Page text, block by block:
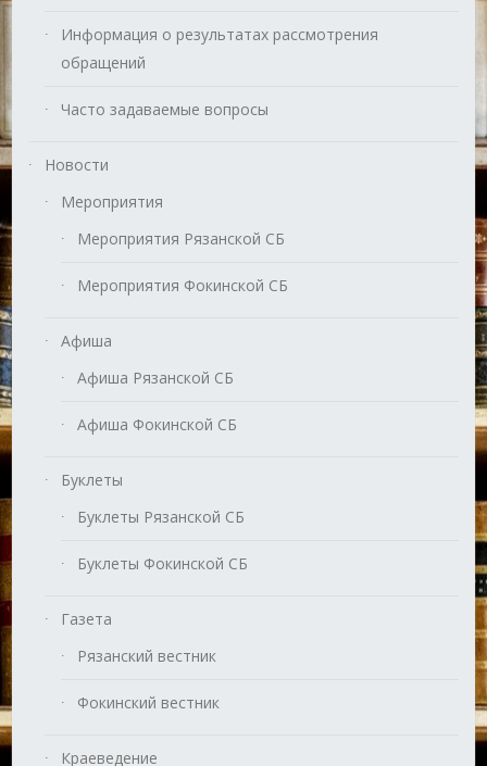
Информация о результатах рассмотрения
обращений
Часто задаваемые вопросы
Новости
Мероприятия
Мероприятия Рязанской СБ
Мероприятия Фокинской СБ
Афиша
Афиша Рязанской СБ
Афиша Фокинской СБ
Буклеты
Буклеты Рязанской СБ
Буклеты Фокинской СБ
Газета
Рязанский вестник
Фокинский вестник
Краеведение